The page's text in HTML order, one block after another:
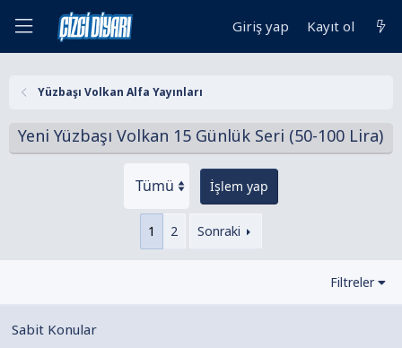
Giriş yap Kayıt ol
Yüzbaşı Volkan Alfa Yayınları
Yeni Yüzbaşı Volkan 15 Günlük Seri (50-100 Lira)
İşlem yap
1 2 Sonraki
Filtreler